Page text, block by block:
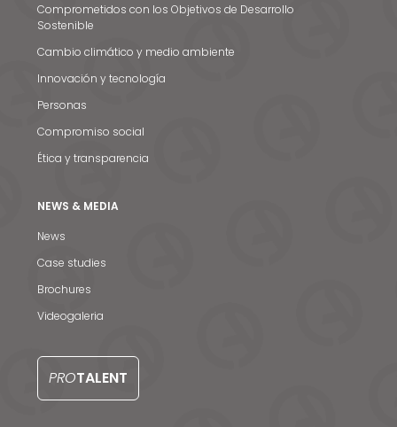
Noticias y medios
Contacto
Comprometidos con los Objetivos de Desarrollo
Sostenible
Cambio climático y medio ambiente
Innovación y tecnología
Personas
Compromiso social
Ética y transparencia
NEWS & MEDIA
News
Case studies
Brochures
Videogaleria
PROTALENT